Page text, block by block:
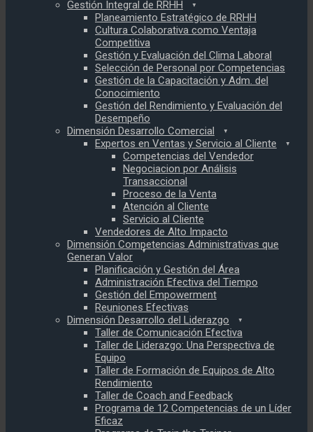
Gestión Integral de RRHH
Planeamiento Estratégico de RRHH
Cultura Colaborativa como Ventaja
Competitiva
Gestión y Evaluación del Clima Laboral
Selección de Personal por Competencias
Gestión de la Capacitación y Adm. del
Conocimiento
Gestión del Rendimiento y Evaluación del
Desempeño
Dimensión Desarrollo Comercial
Expertos en Ventas y Servicio al Cliente
Competencias del Vendedor
Negociacion por Análisis
Transaccional
Proceso de la Venta
Atención al Cliente
Servicio al Cliente
Vendedores de Alto Impacto
Dimensión Competencias Administrativas que
Generan Valor
Planificación y Gestión del Área
Administración Efectiva del Tiempo
Gestión del Empowerment
Reuniones Efectivas
Dimensión Desarrollo del Liderazgo
Taller de Comunicación Efectiva
Taller de Liderazgo: Una Perspectiva de
Equipo
Taller de Formación de Equipos de Alto
Rendimiento
Taller de Coach and Feedback
Programa de 12 Competencias de un Líder
Eficaz